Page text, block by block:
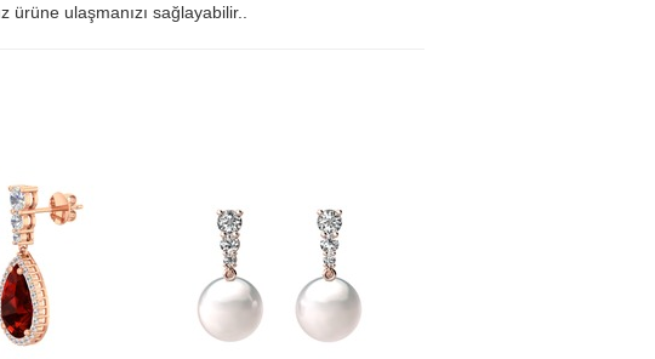
ürüne ulaşmanızı sağlayabilir..